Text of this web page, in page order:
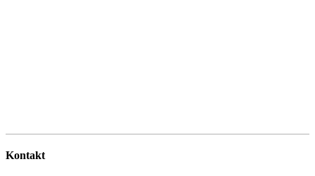
Kontakt